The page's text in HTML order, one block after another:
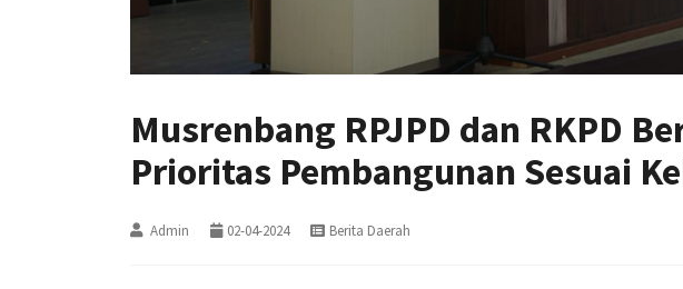
Musrenbang RPJPD dan RKPD
Prioritas Pembangunan Sesuai
Admin 02-04-2024 Berita Daerah